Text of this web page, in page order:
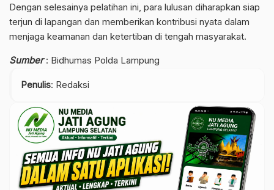
Dengan selesainya pelatihan ini, para lulusan diharapkan siap
terjun di lapangan dan memberikan kontribusi nyata dalam
menjaga keamanan dan ketertiban di tengah masyarakat.
Sumber: Bidhumas Polda Lampung
Penulis: Redaksi